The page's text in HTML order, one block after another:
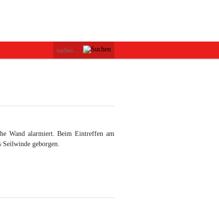
Wand alarmiert. Beim Eintreffen am
Seilwinde geborgen.